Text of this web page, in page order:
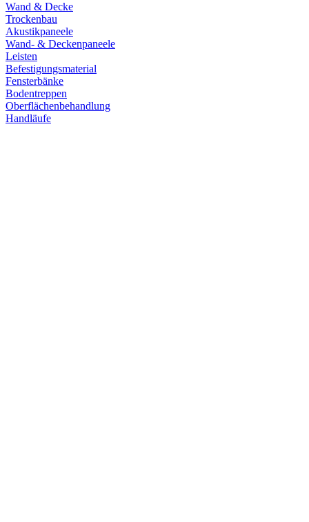
Wand & Decke
Trockenbau
Akustikpaneele
Wand- & Deckenpaneele
Leisten
Befestigungsmaterial
Fensterbänke
Bodentreppen
Oberflächenbehandlung
Handläufe